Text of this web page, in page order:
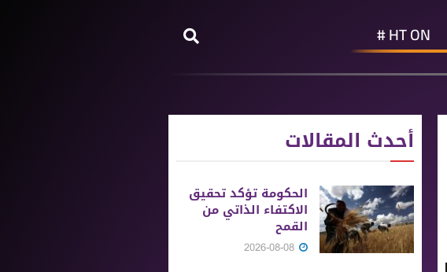
HT ON #
أحدث المقالات
الحكومة تؤكد تحقيق
الاكتفاء الذاتي من
القمح